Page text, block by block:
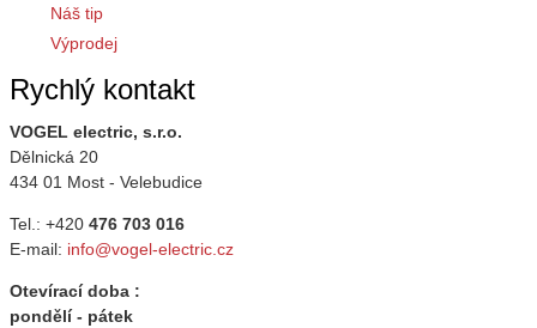
Náš tip
Výprodej
Rychlý kontakt
VOGEL electric, s.r.o.
Dělnická 20
434 01 Most - Velebudice
Tel.: +420 476 703 016
E-mail: info@vogel-electric.cz
Otevírací doba :
pondělí - pátek